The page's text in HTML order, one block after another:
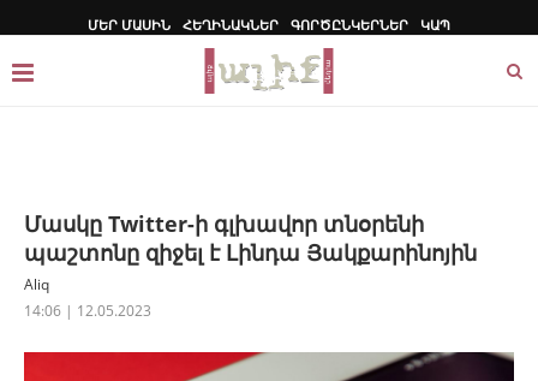
ՄԵՐ ՄԱՍԻՆ ՀԵՂԻՆԱԿՆԵՐ ԳՈՐԾԸՆԿԵՐՆԵՐ ԿԱՊ
Մասկը Twitter-ի գլխավոր տնօրենի
պաշտոնը զիջել է Լինդա Յակքարինոյին
Aliq
14:06 | 12.05.2023